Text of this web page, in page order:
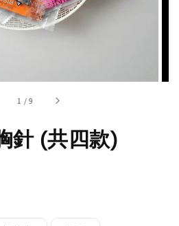
1 /9
針 (共四款)